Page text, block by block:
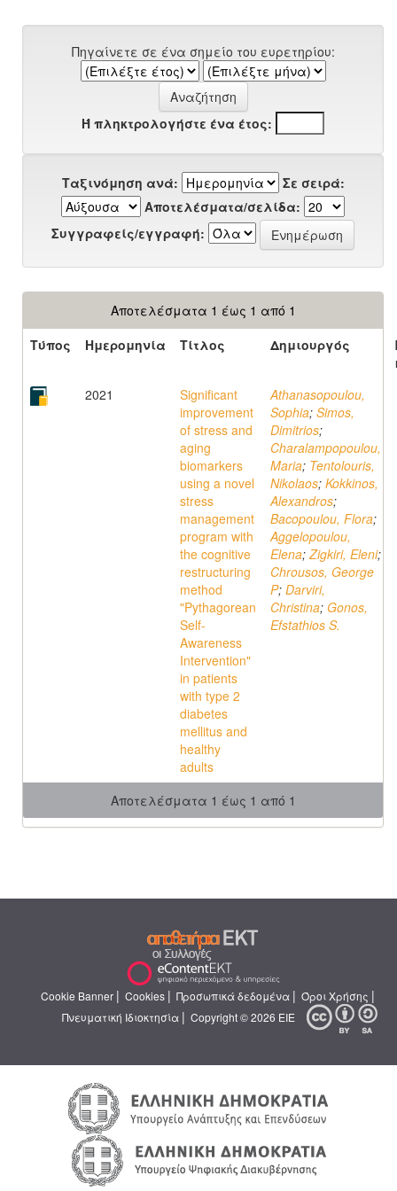
Πηγαίνετε σε ένα σημείο του ευρετηρίου:
Ή πληκτρολογήστε ένα έτος:
Ταξινόμηση ανά:
Σε σειρά:
Αποτελέσματα/σελίδα:
Συγγραφείς/εγγραφή:
Αποτελέσματα 1 έως 1 από 1
Τύπος
Ημερομηνία Τίτλος Δημιουργός
2021
Significant
improvement
of stress and
aging
biomarkers
using a novel
stress
management
program with
the cognitive
restructuring
method
"Pythagorean
Self-
Awareness
Intervention"
in patients
with type 2
diabetes
mellitus and
healthy
adults
Athanasopoulou,
Sophia; Simos,
Dimitrios;
Charalampopoulou,
Maria; Tentolouris,
Nikolaos; Kokkinos,
Alexandros;
Bacopoulou, Flora;
Aggelopoulou,
Elena;Zigkiri, Eleni;
Chrousos, George
P; Darviri,
Christina; Gonos,
Efstathios S.
Αποτελέσματα 1 έως 1 από 1
Cookie Banner | Cookies | Προσωπικά δεδομένα | Όροι Χρήσης |
Πνευματική Ιδιοκτησία | Copyright © 2026 ΕΙΕ